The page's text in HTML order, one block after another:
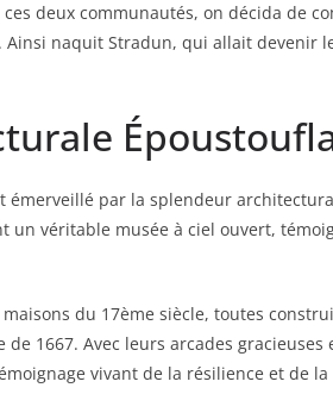
deux communautés, on décida de
Ainsi naquit Stradun, qui allait devenir
émerveillé par la splendeur
un véritable musée à ciel ouvert,
du 17ème siècle, toutes
1667. Avec leurs arcades gracieuses
vivant de la résilience et de la